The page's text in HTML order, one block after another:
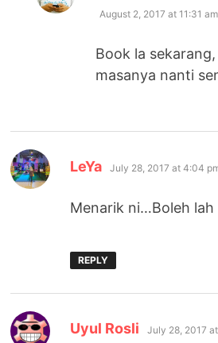
August 2, 2017 at 11:31 am
Book la
masanya nanti
LeYa says:
July 28, 2017 at 4:04
Menarik ni…Boleh
REPLY
Uyul Rosli says:
July 28, 2017